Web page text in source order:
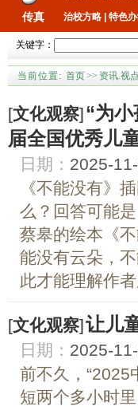
传真 治校方略 特色
关键字：
当前位置: 首页>> 资讯.视点
[文化观察]“为
届全国优秀儿
日期： 2025-
《不能没有》
么？回答可能
蔡皋的绘本《
能没有云朵，
此才能理解作
[文化观察]让儿
日期： 2025-
前不久，“2025
短两个多小时